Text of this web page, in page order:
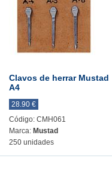
Clavos de herrar Mustad
A4
28.90 €
Código: CMH061
Marca: Mustad
250 unidades